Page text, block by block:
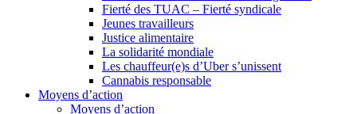
Fierté des TUAC – Fierté syndicale
Jeunes travailleurs
Justice alimentaire
La solidarité mondiale
Les chauffeur(e)s d’Uber s’unissent
Cannabis responsable
Moyens d’action
Moyens d’action